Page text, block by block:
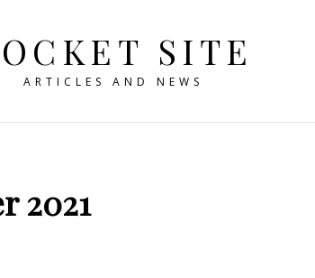
SITE
ARTICLES AND NEWS
2021